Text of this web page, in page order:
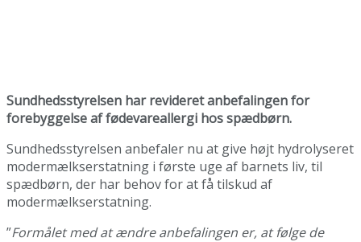
Sundhedsstyrelsen har revideret anbefalingen for
forebyggelse af fødevareallergi hos spædbørn.
Sundhedsstyrelsen anbefaler nu at give højt hydrolyseret
modermælkserstatning i første uge af barnets liv, til
spædbørn, der har behov for at få tilskud af
modermælkserstatning.
”Formålet med at ændre anbefalingen er, at følge de